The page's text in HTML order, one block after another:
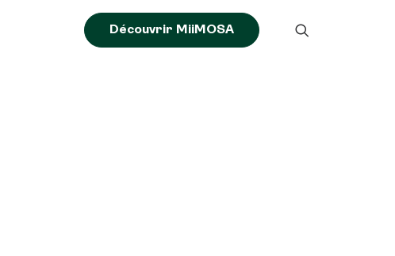
Découvrir MiiMOSA